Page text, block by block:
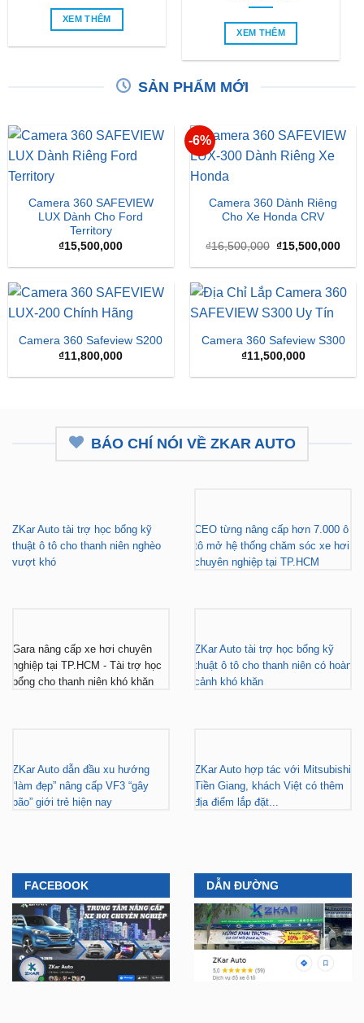
XEM THÊM
XEM THÊM
SẢN PHẨM MỚI
Camera 360 SAFEVIEW
LUX Dành Cho Ford
Territory
₫15,500,000
-6%
Camera 360 Dành Riêng
Cho Xe Honda CRV
₫16,500,000 Giá
là:
₫15,500,000Giá
tại
Camera 360 Safeview S200
₫11,800,000
Camera 360 Safeview S300
₫11,500,000
BÁO CHÍ NÓI VỀ ZKAR AUTO
ZKar Auto tài trợ học bổng kỹ
thuật ô tô cho thanh niên nghèo
vượt khó
CEO từng nâng cấp hơn 7.000 ô
tô mở hệ thống chăm sóc xe hơi
chuyên nghiệp tại TP.HCM
Gara nâng cấp xe hơi chuyên
nghiệp tại TP.HCM - Tài trợ học
bổng cho thanh niên khó khăn
ZKar Auto tài trợ học bổng kỹ
thuật ô tô cho thanh niên có hoàn
cảnh khó khăn
ZKar Auto dẫn đầu xu hướng
“làm đẹp” nâng cấp VF3 “gây
bão” giới trẻ hiện nay
ZKar Auto hợp tác với Mitsubishi
Tiền Giang, khách Việt có thêm
địa điểm lắp đặt...
FACEBOOK DẪN ĐƯỜNG